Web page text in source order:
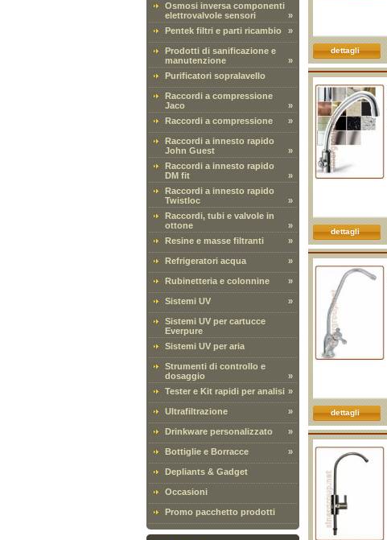
Osmosi inversa componenti
elettrovalvole sensori
»
Pentek filtri e parti ricambio
»
Prodotti di sanificazione e
manutenzione
»
Purificatori sopralavello
Raccordi a compressione
Jaco
»
Raccordi a compressione
»
Raccordi a innesto rapido
John Guest
»
Raccordi a innesto rapido
DM fit
»
Raccordi a innesto rapido
Twistloc
»
Raccordi, tubi e valvole in
ottone
»
Resine e masse filtranti
»
Refrigeratori acqua »
Rubinetteria e colonnine »
Sistemi UV »
Sistemi UV per cartucce
Everpure
Sistemi UV per aria
Strumenti di controllo e
dosaggio
»
Tester e Kit rapidi per analisi »
Ultrafiltrazione »
Drinkware personalizzato »
Bottiglie e Borracce »
Depliants & Gadget
Occasioni
Promo pacchetto prodotti
dettagli
dettagli
dettagli